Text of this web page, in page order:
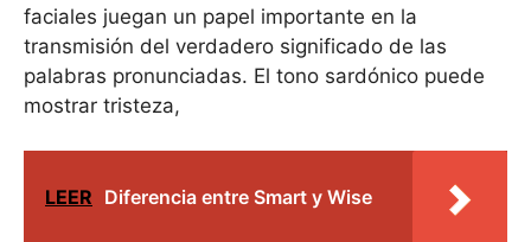
faciales juegan un papel importante en la
transmisión del verdadero significado de las
palabras pronunciadas. El tono sardónico puede
mostrar tristeza,
LEER Diferencia entre Smart y Wise